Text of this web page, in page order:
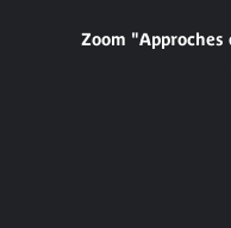
Zoom